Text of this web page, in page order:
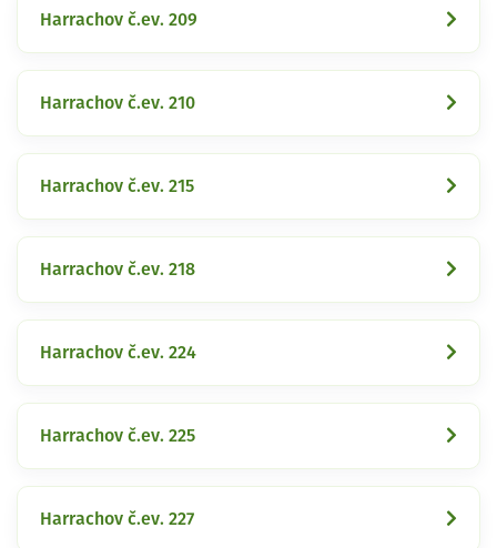
Harrachov č.ev. 209
Harrachov č.ev. 210
Harrachov č.ev. 215
Harrachov č.ev. 218
Harrachov č.ev. 224
Harrachov č.ev. 225
Harrachov č.ev. 227